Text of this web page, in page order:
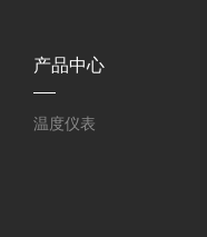
产品中心
温度仪表